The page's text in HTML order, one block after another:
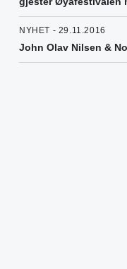
NYHET - 29.11.2016
John Olav Nilsen &